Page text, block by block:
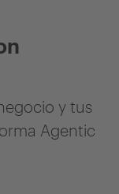
y tus
Agentic